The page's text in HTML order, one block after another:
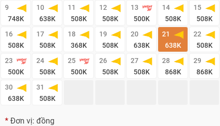
9
748K
10
638K
11
508K
12
508K
13
500K
14
508K
15
508K
16
508K
17
508K
18
368K
19
508K
20
638K
21
638K
22
508K
23
500K
24
508K
25
500K
26
508K
27
508K
28
868K
29
868K
30
638K
31
508K
* Đơn vị: đồng